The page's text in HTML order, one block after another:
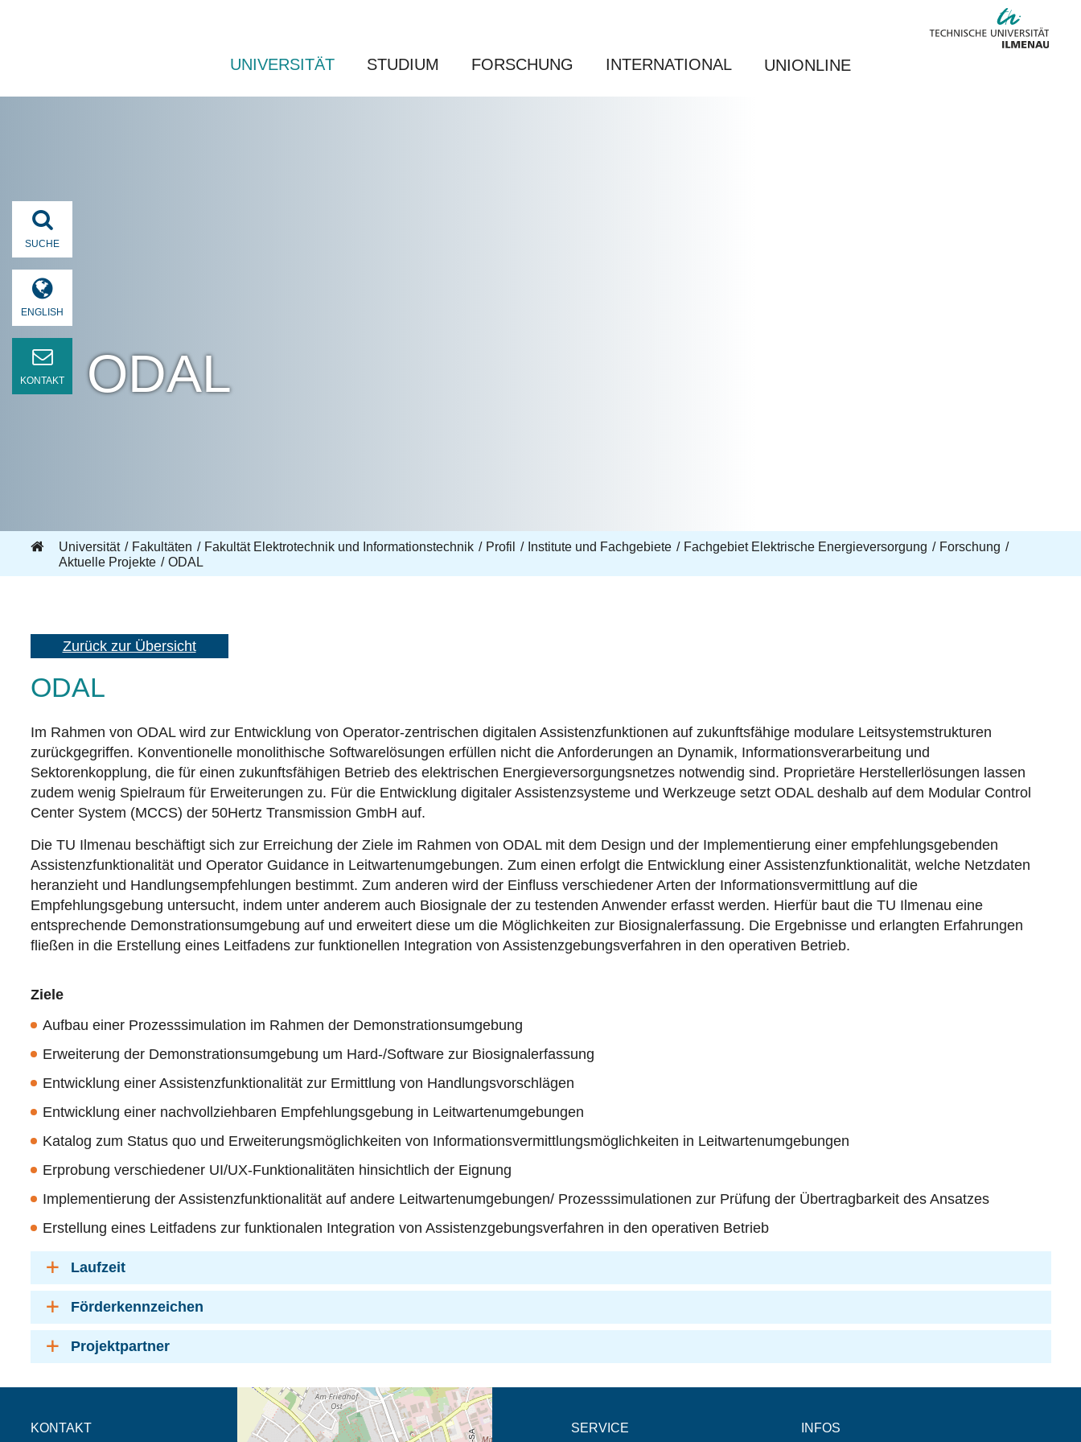
UNIVERSITÄT STUDIUM FORSCHUNG INTERNATIONAL UNIONLINE
SUCHE
ENGLISH
KONTAKT ODAL
Universität Fakultäten Fakultät Elektrotechnik und Informationstechnik Profil Institute und Fachgebiete Fachgebiet Elektrische Energieversorgung
Forschung
Aktuelle Projekte
ODAL
Zurück zur Übersicht
ODAL
Im Rahmen von ODAL wird zur Entwicklung von Operator-zentrischen digitalen Assistenzfunktionen auf zukunftsfähige modulare Leitsystemstrukturen
zurückgegriffen. Konventionelle monolithische Softwarelösungen erfüllen nicht die Anforderungen an Dynamik, Informationsverarbeitung und
Sektorenkopplung, die für einen zukunftsfähigen Betrieb des elektrischen Energieversorgungsnetzes notwendig sind. Proprietäre Herstellerlösungen lassen
zudem wenig Spielraum für Erweiterungen zu. Für die Entwicklung digitaler Assistenzsysteme und Werkzeuge setzt ODAL deshalb auf dem Modular Control
Center System (MCCS) der 50Hertz Transmission GmbH auf.
Die TU Ilmenau beschäftigt sich zur Erreichung der Ziele im Rahmen von ODAL mit dem Design und der Implementierung einer empfehlungsgebenden
Assistenzfunktionalität und Operator Guidance in Leitwartenumgebungen. Zum einen erfolgt die Entwicklung einer Assistenzfunktionalität, welche Netzdaten
heranzieht und Handlungsempfehlungen bestimmt. Zum anderen wird der Einfluss verschiedener Arten der Informationsvermittlung auf die
Empfehlungsgebung untersucht, indem unter anderem auch Biosignale der zu testenden Anwender erfasst werden. Hierfür baut die TU Ilmenau eine
entsprechende Demonstrationsumgebung auf und erweitert diese um die Möglichkeiten zur Biosignalerfassung. Die Ergebnisse und erlangten Erfahrungen
fließen in die Erstellung eines Leitfadens zur funktionellen Integration von Assistenzgebungsverfahren in den operativen Betrieb.
Ziele
Aufbau einer Prozesssimulation im Rahmen der Demonstrationsumgebung
Erweiterung der Demonstrationsumgebung um Hard-/Software zur Biosignalerfassung
Entwicklung einer Assistenzfunktionalität zur Ermittlung von Handlungsvorschlägen
Entwicklung einer nachvollziehbaren Empfehlungsgebung in Leitwartenumgebungen
Katalog zum Status quo und Erweiterungsmöglichkeiten von Informationsvermittlungsmöglichkeiten in Leitwartenumgebungen
Erprobung verschiedener UI/UX-Funktionalitäten hinsichtlich der Eignung
Implementierung der Assistenzfunktionalität auf andere Leitwartenumgebungen/ Prozesssimulationen zur Prüfung der Übertragbarkeit des Ansatzes
Erstellung eines Leitfadens zur funktionalen Integration von Assistenzgebungsverfahren in den operativen Betrieb
Laufzeit
Förderkennzeichen
Projektpartner
KONTAKT
Öffnet die Anfahrtsbeschreibung in neuem
Tab (Karte)
SERVICE INFOS